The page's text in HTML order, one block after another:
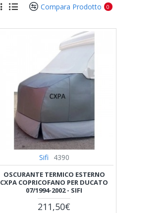
Compara Prodotto 0
Sifi 4390
OSCURANTE TERMICO ESTERNO
CXPA COPRICOFANO PER DUCATO
07/1994-2002 - SIFI
211,50€